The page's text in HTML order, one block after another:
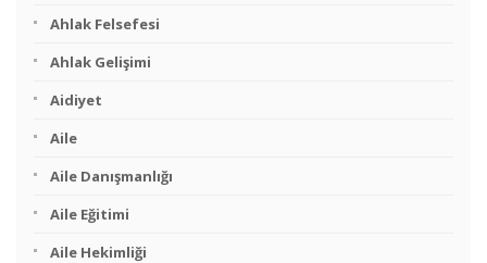
Ahlak Felsefesi
Ahlak Gelişimi
Aidiyet
Aile
Aile Danışmanlığı
Aile Eğitimi
Aile Hekimliği